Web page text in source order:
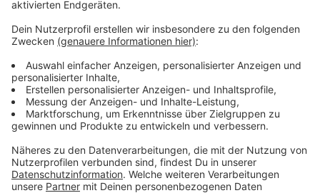
Mission ist nicht das, was sie zu sein scheint –
Sabotage, Lebensgefahr und düstere
Machenschaften bedrohen das Team. Und mittendrin:
ein sarkastischer Cyborg mit Identitätskrise.
Streaming-Dienst: Apple TV+
Anzeige
Wir benötigen Ihre